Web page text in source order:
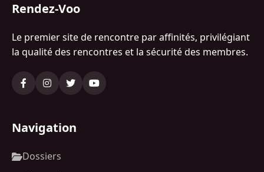
Rendez-Voo
Le premier site de rencontre par affinités, privilégiant
la qualité des rencontres et la sécurité des membres.
Navigation
Dossiers